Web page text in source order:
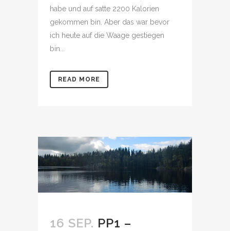
habe und auf satte 2200 Kalorien
gekommen bin. Aber das war bevor
ich heute auf die Waage gestiegen
bin...
READ MORE
16 SEP. PP1 –